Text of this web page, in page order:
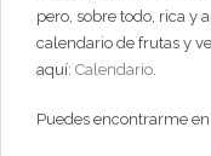
pero, sobre todo, rica y
calendario de frutas y
aquí: Calendario
Puedes encontrarme en